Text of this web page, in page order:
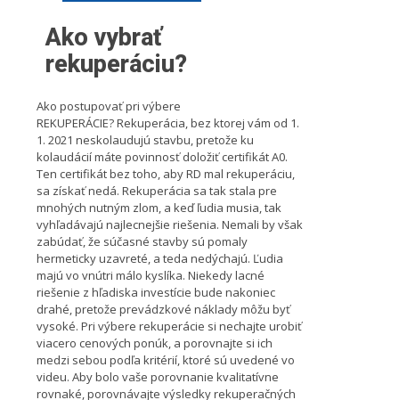
Ako vybrať
rekuperáciu?
Ako postupovať pri výbere
REKUPERÁCIE? Rekuperácia, bez ktorej vám od 1.
1. 2021 neskolaudujú stavbu, pretože ku
kolaudácií máte povinnosť doložiť certifikát A0.
Ten certifikát bez toho, aby RD mal rekuperáciu,
sa získať nedá. Rekuperácia sa tak stala pre
mnohých nutným zlom, a keď ľudia musia, tak
vyhľadávajú najlecnejšie riešenia. Nemali by však
zabúdať, že súčasné stavby sú pomaly
hermeticky uzavreté, a teda nedýchajú. Ľudia
majú vo vnútri málo kyslíka. Niekedy lacné
riešenie z hľadiska investície bude nakoniec
drahé, pretože prevádzkové náklady môžu byť
vysoké. Pri výbere rekuperácie si nechajte urobiť
viacero cenových ponúk, a porovnajte si ich
medzi sebou podľa kritérií, ktoré sú uvedené vo
videu. Aby bolo vaše porovnanie kvalitatívne
rovnaké, porovnávajte výsledky rekuperačných